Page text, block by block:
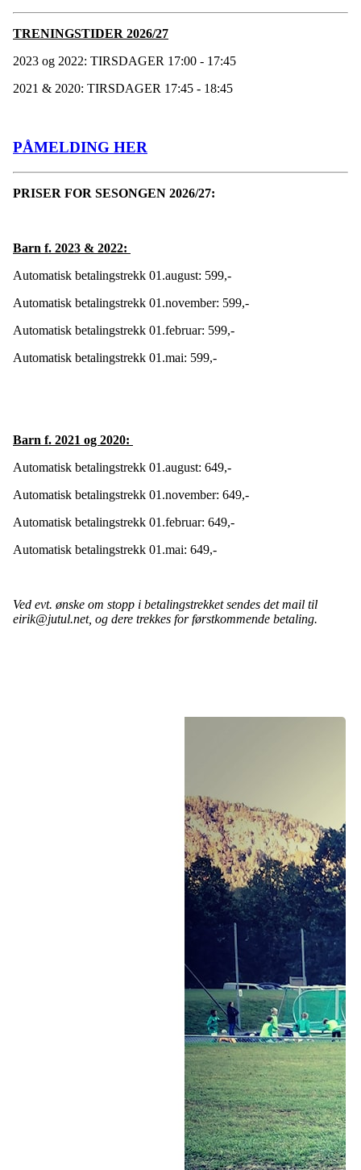
TRENINGSTIDER 2026/27
2023 og 2022: TIRSDAGER 17:00 - 17:45
2021 & 2020: TIRSDAGER 17:45 - 18:45
PÅMELDING HER
PRISER FOR SESONGEN 2026/27:
Barn f. 2023 & 2022:
Automatisk betalingstrekk 01.august: 599,-
Automatisk betalingstrekk 01.november: 599,-
Automatisk betalingstrekk 01.februar: 599,-
Automatisk betalingstrekk 01.mai: 599,-
Barn f. 2021 og 2020:
Automatisk betalingstrekk 01.august: 649,-
Automatisk betalingstrekk 01.november: 649,-
Automatisk betalingstrekk 01.februar: 649,-
Automatisk betalingstrekk 01.mai: 649,-
Ved evt. ønske om stopp i betalingstrekket sendes det mail til
eirik@jutul.net, og dere trekkes for førstkommende betaling.